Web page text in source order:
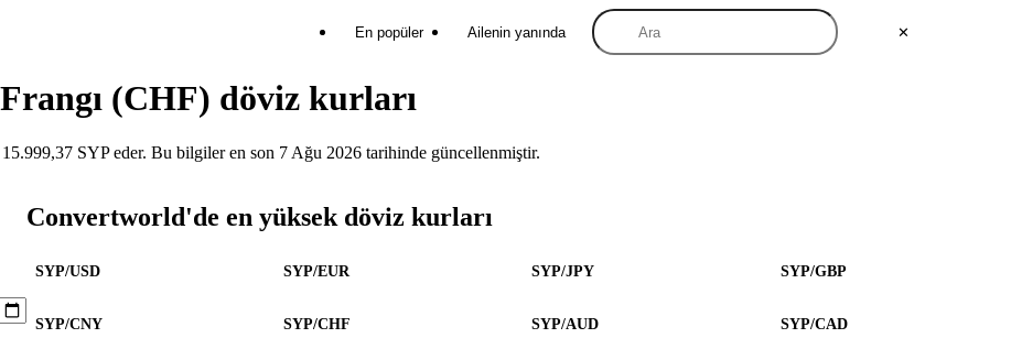
✕
En popüler Ailenin yanında
(CHF) döviz kurları
SYP eder. Bu bilgiler en son 7 Ağu 2026 tarihinde güncellenmiştir.
Convertworld'de en yüksek döviz kurları
SYP/USD SYP/EUR SYP/JPY SYP/GBP
SYP/CNY SYP/CHF SYP/AUD SYP/CAD